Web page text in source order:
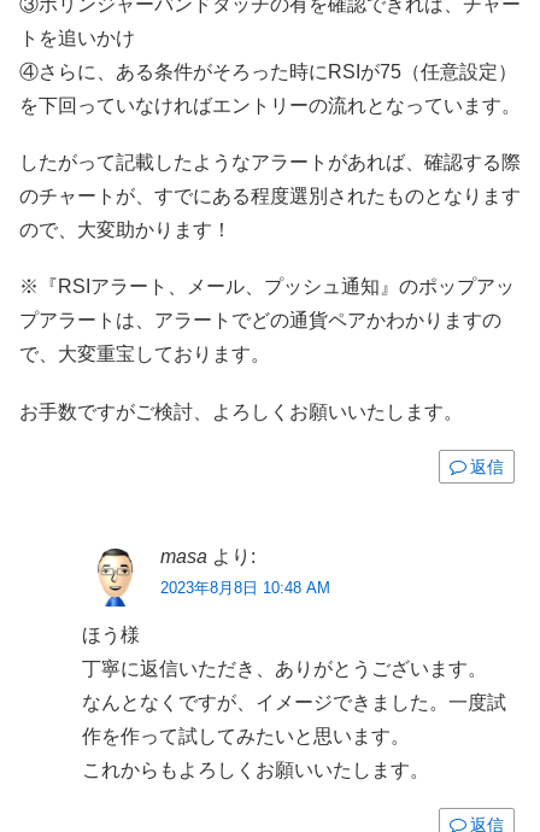
③ボリンジャーバンドタッチの有を確認できれば、チャー
トを追いかけ
④さらに、ある条件がそろった時にRSIが75（任意設定）
を下回っていなければエントリーの流れとなっています。
したがって記載したようなアラートがあれば、確認する際
のチャートが、すでにある程度選別されたものとなります
ので、大変助かります！
※『RSIアラート、メール、プッシュ通知』のポップアッ
プアラートは、アラートでどの通貨ペアかわかりますの
で、大変重宝しております。
お手数ですがご検討、よろしくお願いいたします。
返信
masa より:
2023年8月8日 10:48 AM
ほう様
丁寧に返信いただき、ありがとうございます。
なんとなくですが、イメージできました。一度試
作を作って試してみたいと思います。
これからもよろしくお願いいたします。
返信